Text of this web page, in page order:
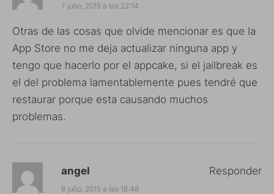
7 julio, 2015 a las 22:14
Otras de las cosas que olvide mencionar es que la
App Store no me deja actualizar ninguna app y
tengo que hacerlo por el appcake, si el jailbreak es
el del problema lamentablemente pues tendré que
restaurar porque esta causando muchos
problemas.
angel
8 julio, 2015 a las 18:48
Responder